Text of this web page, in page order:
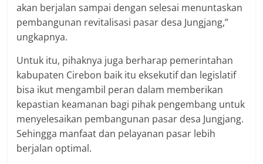
akan berjalan sampai dengan selesai menuntaskan
pembangunan revitalisasi pasar desa Jungjang,”
ungkapnya.
Untuk itu, pihaknya juga berharap pemerintahan
kabupaten Cirebon baik itu eksekutif dan legislatif
bisa ikut mengambil peran dalam memberikan
kepastian keamanan bagi pihak pengembang untuk
menyelesaikan pembangunan pasar desa Jungjang.
Sehingga manfaat dan pelayanan pasar lebih
berjalan optimal.